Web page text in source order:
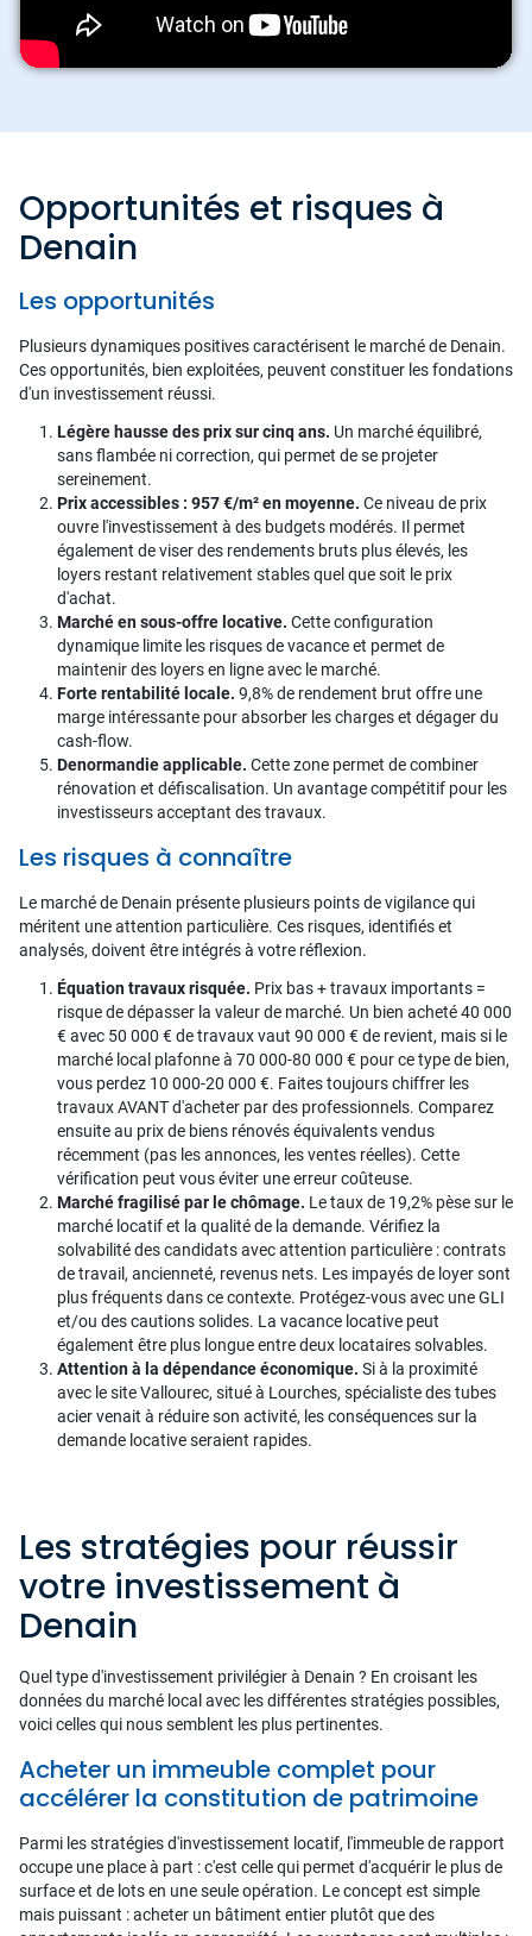
Opportunités et risques à
Denain
Les opportunités
Plusieurs dynamiques positives caractérisent le marché de Denain.
Ces opportunités, bien exploitées, peuvent constituer les fondations
d'un investissement réussi.
Légère hausse des prix sur cinq ans. Un marché équilibré,
sans flambée ni correction, qui permet de se projeter
sereinement.
Prix accessibles : 957 €/m² en moyenne. Ce niveau de prix
ouvre l'investissement à des budgets modérés. Il permet
également de viser des rendements bruts plus élevés, les
loyers restant relativement stables quel que soit le prix
d'achat.
Marché en sous-offre locative. Cette configuration
dynamique limite les risques de vacance et permet de
maintenir des loyers en ligne avec le marché.
Forte rentabilité locale. 9,8% de rendement brut offre une
marge intéressante pour absorber les charges et dégager du
cash-flow.
Denormandie applicable. Cette zone permet de combiner
rénovation et défiscalisation. Un avantage compétitif pour les
investisseurs acceptant des travaux.
Les risques à connaître
Le marché de Denain présente plusieurs points de vigilance qui
méritent une attention particulière. Ces risques, identifiés et
analysés, doivent être intégrés à votre réflexion.
Équation travaux risquée. Prix bas + travaux importants =
risque de dépasser la valeur de marché. Un bien acheté 40 000
€ avec 50 000 € de travaux vaut 90 000 € de revient, mais si le
marché local plafonne à 70 000-80 000 € pour ce type de bien,
vous perdez 10 000-20 000 €. Faites toujours chiffrer les
travaux AVANT d'acheter par des professionnels. Comparez
ensuite au prix de biens rénovés équivalents vendus
récemment (pas les annonces, les ventes réelles). Cette
vérification peut vous éviter une erreur coûteuse.
Marché fragilisé par le chômage. Le taux de 19,2% pèse sur le
marché locatif et la qualité de la demande. Vérifiez la
solvabilité des candidats avec attention particulière : contrats
de travail, ancienneté, revenus nets. Les impayés de loyer sont
plus fréquents dans ce contexte. Protégez-vous avec une GLI
et/ou des cautions solides. La vacance locative peut
également être plus longue entre deux locataires solvables.
Attention à la dépendance économique. Si à la proximité
avec le site Vallourec, situé à Lourches, spécialiste des tubes
acier venait à réduire son activité, les conséquences sur la
demande locative seraient rapides.
Les stratégies pour réussir
votre investissement à
Denain
Quel type d'investissement privilégier à Denain ? En croisant les
données du marché local avec les différentes stratégies possibles,
voici celles qui nous semblent les plus pertinentes.
Acheter un immeuble complet pour
accélérer la constitution de patrimoine
Parmi les stratégies d'investissement locatif, l'immeuble de rapport
occupe une place à part : c'est celle qui permet d'acquérir le plus de
surface et de lots en une seule opération. Le concept est simple
mais puissant : acheter un bâtiment entier plutôt que des